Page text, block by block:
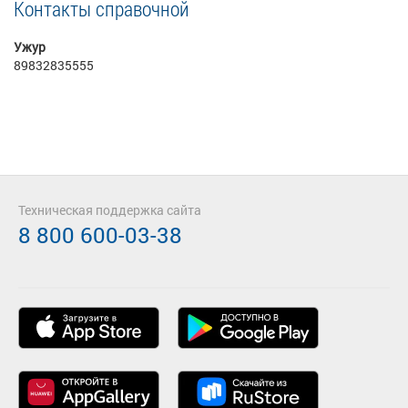
Контакты справочной
Ужур
89832835555
Техническая поддержка сайта
8 800 600-03-38